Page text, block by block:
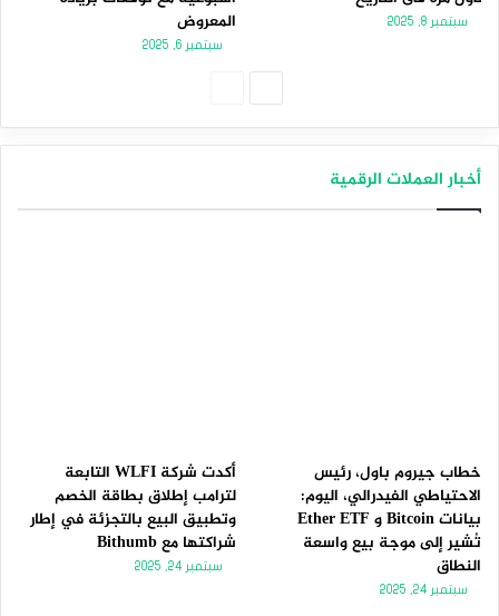
سبتمبر 8, 2025
المعروض
سبتمبر 6, 2025
أخبار العملات الرقمية
خطاب جيروم باول، رئيس
الاحتياطي الفيدرالي، اليوم:
بيانات Bitcoin و Ether ETF
تُشير إلى موجة بيع واسعة
النطاق
سبتمبر 24, 2025
أكدت شركة WLFI التابعة
لترامب إطلاق بطاقة الخصم
وتطبيق البيع بالتجزئة في إطار
شراكتها مع Bithumb
سبتمبر 24, 2025